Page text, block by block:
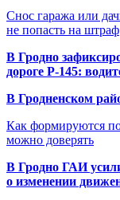
Снос гаража или
не попасть на штраф
В Гродно
дороге Р-145:
В Гродненском
Как формируются
можно доверять
В Гродно ГАИ
о изменении